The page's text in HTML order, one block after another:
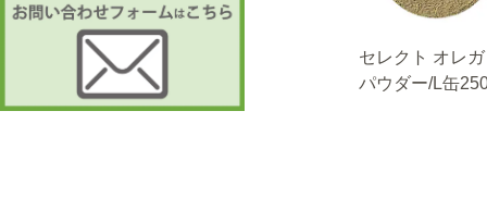
レープラス ブ
ヨン ４０ｇ
セレクト オレ
パウダー/L缶